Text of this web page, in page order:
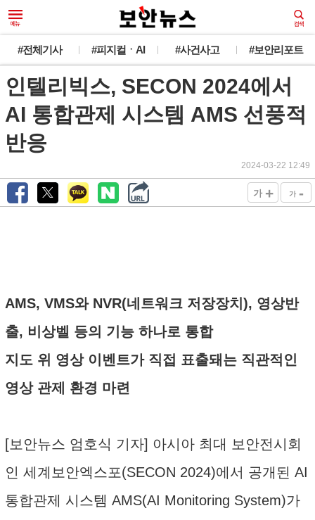
#전체기사 #피지컬ㆍAI #사건사고 #보안리포트
인텔리빅스, SECON 2024에서
AI 통합관제 시스템 AMS 선풍적
반응
2024-03-22 12:49
가 + 가 -
AMS, VMS와 NVR(네트워크 저장장치), 영상반
출, 비상벨 등의 기능 하나로 통합
지도 위 영상 이벤트가 직접 표출돼는 직관적인
영상 관제 환경 마련
[보안뉴스 엄호식 기자] 아시아 최대 보안전시회
인 세계보안엑스포(SECON 2024)에서 공개된 AI
통합관제 시스템 AMS(AI Monitoring System)가